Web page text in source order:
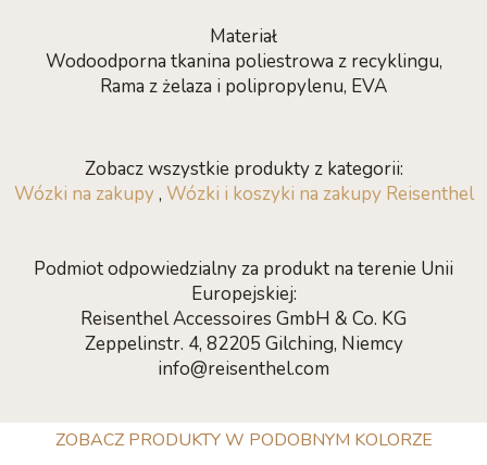
Materiał
Wodoodporna tkanina poliestrowa z recyklingu,
Rama z żelaza i polipropylenu, EVA
Zobacz wszystkie produkty z kategorii:
Wózki na zakupy, Wózki i koszyki na zakupy Reisenthel
Podmiot odpowiedzialny za produkt na terenie Unii
Europejskiej:
Reisenthel Accessoires GmbH & Co. KG
Zeppelinstr. 4, 82205 Gilching, Niemcy
info@reisenthel.com
ZOBACZ PRODUKTY W PODOBNYM KOLORZE